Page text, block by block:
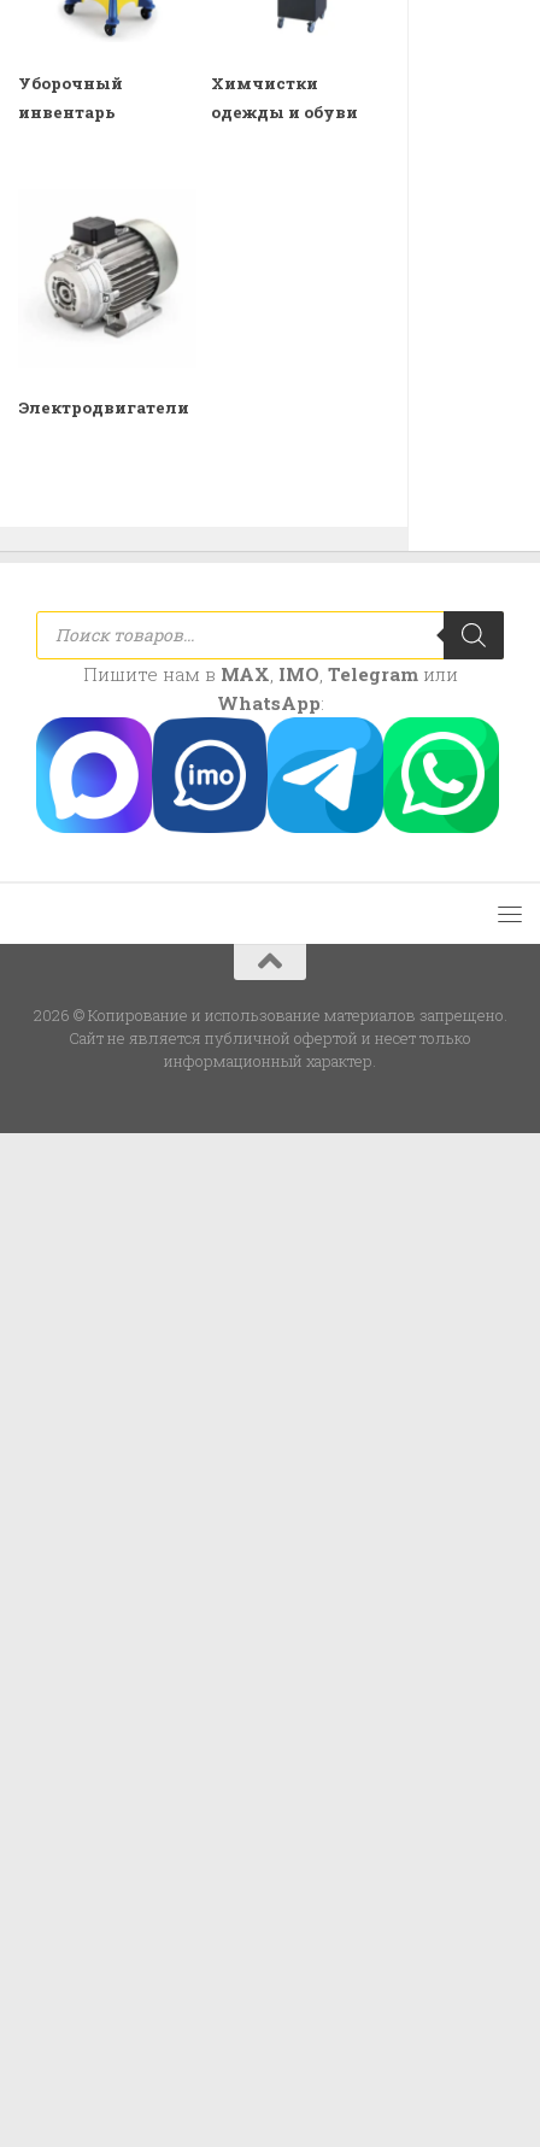
Уборочный
инвентарь
Химчистки
одежды и обуви
Электродвигатели
Поиск
товаров
Пишите нам в MAX IMO Telegramили
WhatsApp:
2026 © Копирование и использование материалов запрещено.
Сайт не является публичной офертой и несет только
информационный характер.